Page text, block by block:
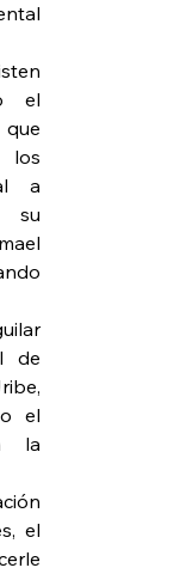
el
los
a
su
de
el
la
el